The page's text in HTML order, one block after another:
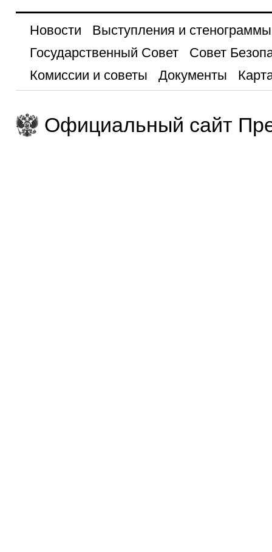
Новости
Выступления и стенограммы
Государственный Совет
Совет
Комиссии и советы
Документы
Официальный сайт